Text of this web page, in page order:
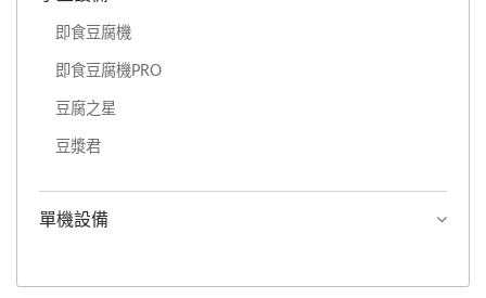
即食豆腐機
即食豆腐機PRO
豆腐之星
豆漿君
單機設備